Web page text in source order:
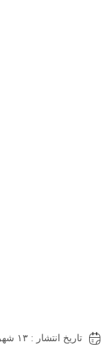
تاریخ انتشار : ۱۳ شهریور ۱۴۰۲